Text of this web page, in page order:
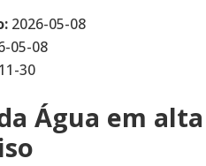
2026-05-08
05-08
30
Água em